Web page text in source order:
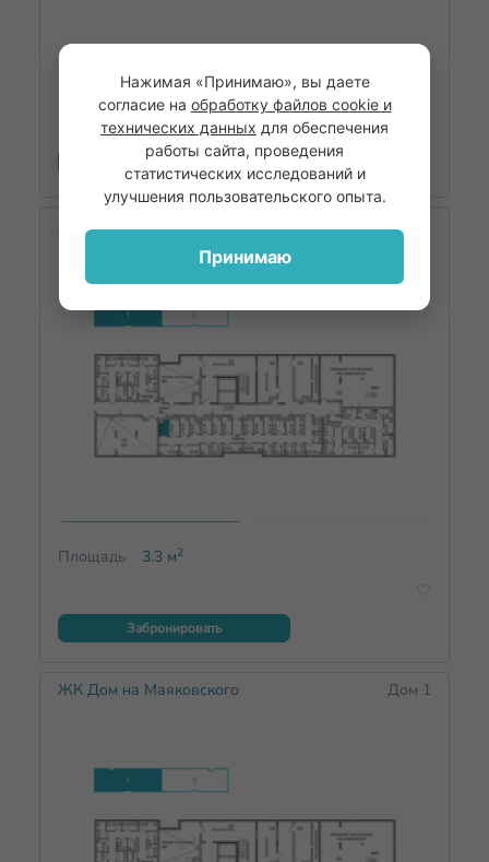
Площадь 3.5м2
Забронировать
ЖК Дом на Маяковского Дом 1
Площадь 3.3м2
Забронировать
ЖК Дом на Маяковского Дом 1
Нажимая «Принимаю», вы даете
согласие на обработку файлов cookie и
технических данных для обеспечения
работы сайта, проведения
статистических исследований и
улучшения пользовательского опыта.
Принимаю